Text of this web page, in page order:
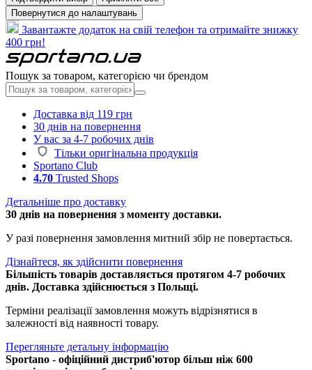
Повернутися до налаштувань
Завантажте додаток на свій телефон та отримайте знижку
400 грн!
Пошук за товаром, категорією чи брендом
Доставка від 119 грн
30 днів на повернення
У вас за 4-7 робочих днів
Тільки оригінальна продукція
Sportano Club
4.70 Trusted Shops
Детальніше про доставку
30 днів на повернення з моменту доставки.
У разі повернення замовлення митний збір не повертається.
Дізнайтеся, як здійснити повернення
Більшість товарів доставляється протягом 4-7 робочих
днів. Доставка здійснюється з Польщі.
Терміни реалізації замовлення можуть відрізнятися в
залежності від наявності товару.
Перегляньте детальну інформацію
Sportano - офіційний дистриб'ютор більш ніж 600